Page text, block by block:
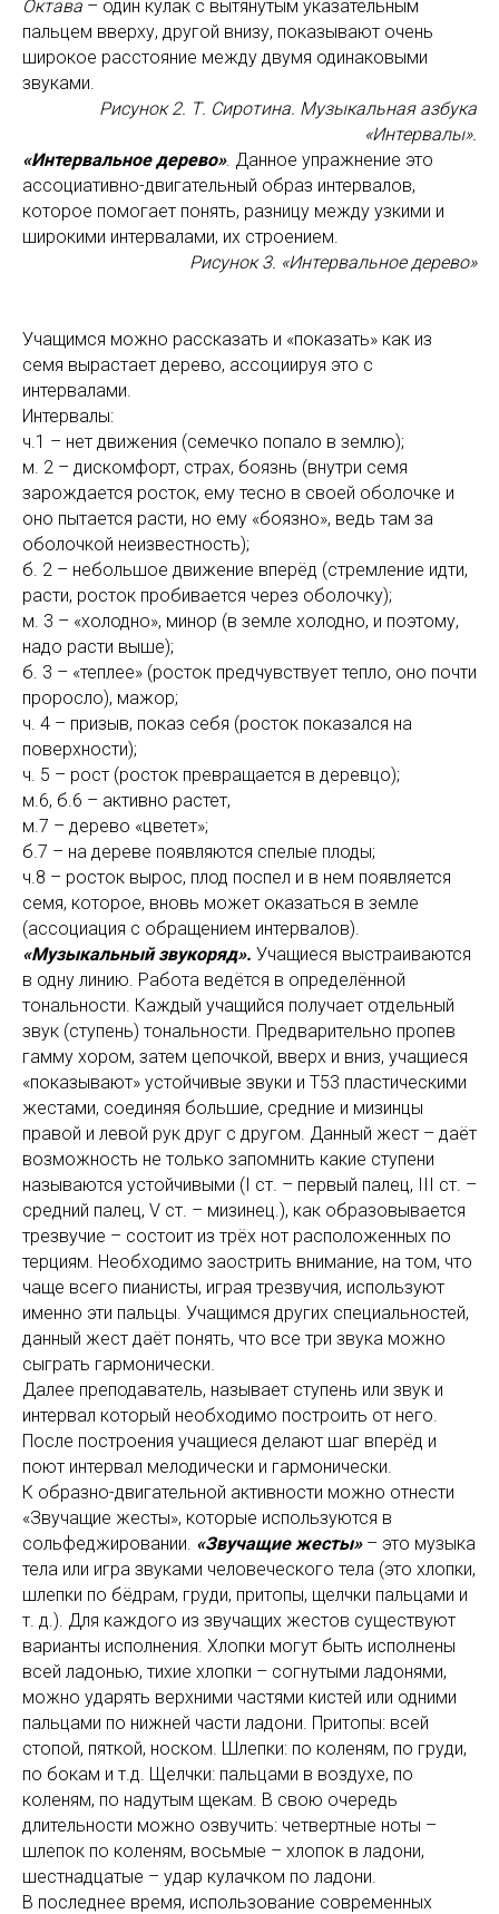
Октава – один кулак с вытянутым указательным
пальцем вверху, другой внизу, показывают очень
широкое расстояние между двумя одинаковыми
звуками.
Рисунок 2. Т. Сиротина. Музыкальная азбука
«Интервалы».
«Интервальное дерево». Данное упражнение это
ассоциативно-двигательный образ интервалов,
которое помогает понять, разницу между узкими и
широкими интервалами, их строением.
Рисунок 3. «Интервальное дерево»
Учащимся можно рассказать и «показать» как из
семя вырастает дерево, ассоциируя это с
интервалами.
Интервалы:
ч.1 – нет движения (семечко попало в землю);
м. 2 – дискомфорт, страх, боязнь (внутри семя
зарождается росток, ему тесно в своей оболочке и
оно пытается расти, но ему «боязно», ведь там за
оболочкой неизвестность);
б. 2 – небольшое движение вперёд (стремление идти,
расти, росток пробивается через оболочку);
м. 3 – «холодно», минор (в земле холодно, и поэтому,
надо расти выше);
б. 3 – «теплее» (росток предчувствует тепло, оно почти
проросло), мажор;
ч. 4 – призыв, показ себя (росток показался на
поверхности);
ч. 5 – рост (росток превращается в деревцо);
м.6, б.6 – активно растет,
м.7 – дерево «цветет»;
б.7 – на дереве появляются спелые плоды;
ч.8 – росток вырос, плод поспел и в нем появляется
семя, которое, вновь может оказаться в земле
(ассоциация с обращением интервалов).
«Музыкальный звукоряд». Учащиеся выстраиваются
в одну линию. Работа ведётся в определённой
тональности. Каждый учащийся получает отдельный
звук (ступень) тональности. Предварительно пропев
гамму хором, затем цепочкой, вверх и вниз, учащиеся
«показывают» устойчивые звуки и T53 пластическими
жестами, соединяя большие, средние и мизинцы
правой и левой рук друг с другом. Данный жест – даёт
возможность не только запомнить какие ступени
называются устойчивыми (I cт. – первый палец, III ст. –
средний палец, V ст. – мизинец.), как образовывается
трезвучие – состоит из трёх нот расположенных по
терциям. Необходимо заострить внимание, на том, что
чаще всего пианисты, играя трезвучия, используют
именно эти пальцы. Учащимся других специальностей,
данный жест даёт понять, что все три звука можно
сыграть гармонически.
Далее преподаватель, называет ступень или звук и
интервал который необходимо построить от него.
После построения учащиеся делают шаг вперёд и
поют интервал мелодически и гармонически.
К образно-двигательной активности можно отнести
«Звучащие жесты», которые используются в
сольфеджировании. «Звучащие жесты»– это музыка
тела или игра звуками человеческого тела (это хлопки,
шлепки по бёдрам, груди, притопы, щелчки пальцами и
т. д.). Для каждого из звучащих жестов существуют
варианты исполнения. Хлопки могут быть исполнены
всей ладонью, тихие хлопки – согнутыми ладонями,
можно ударять верхними частями кистей или одними
пальцами по нижней части ладони. Притопы: всей
стопой, пяткой, носком. Шлепки: по коленям, по груди,
по бокам и т.д. Щелчки: пальцами в воздухе, по
коленям, по надутым щекам. В свою очередь
длительности можно озвучить: четвертные ноты –
шлепок по коленям, восьмые – хлопок в ладони,
шестнадцатые – удар кулачком по ладони.
В последнее время, использование современных